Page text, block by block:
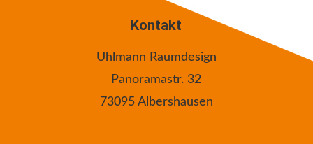
Kontakt
Uhlmann Raumdesign
Panoramastr. 32
73095 Albershausen